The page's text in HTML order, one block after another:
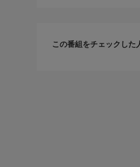
この番組をチェックした